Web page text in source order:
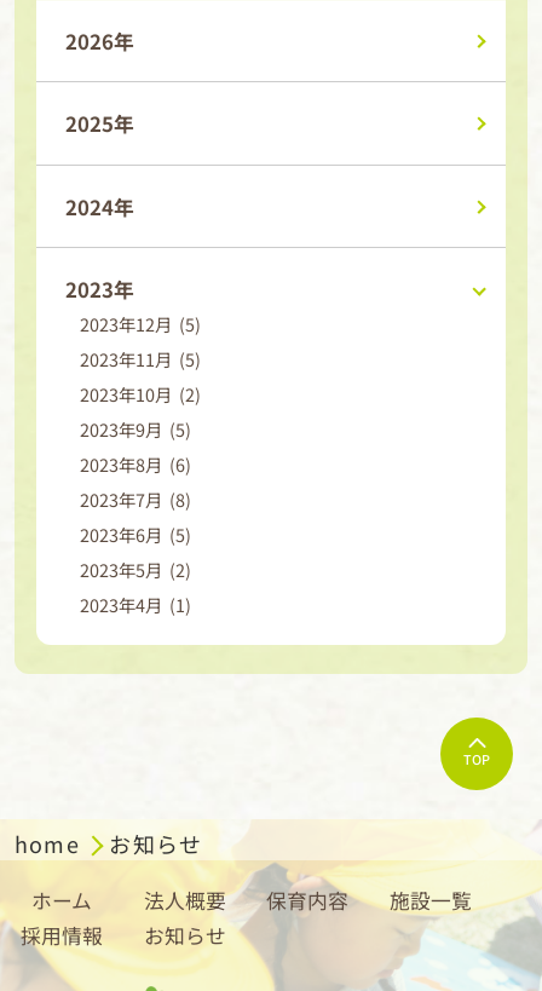
2026年
2025年
2024年
2023年
2023年12月 (5)
2023年11月 (5)
2023年10月 (2)
2023年9月 (5)
2023年8月 (6)
2023年7月 (8)
2023年6月 (5)
2023年5月 (2)
2023年4月 (1)
TOP
home お知らせ
ホーム 法人概要 保育内容
施設一覧
採用情報
お知らせ